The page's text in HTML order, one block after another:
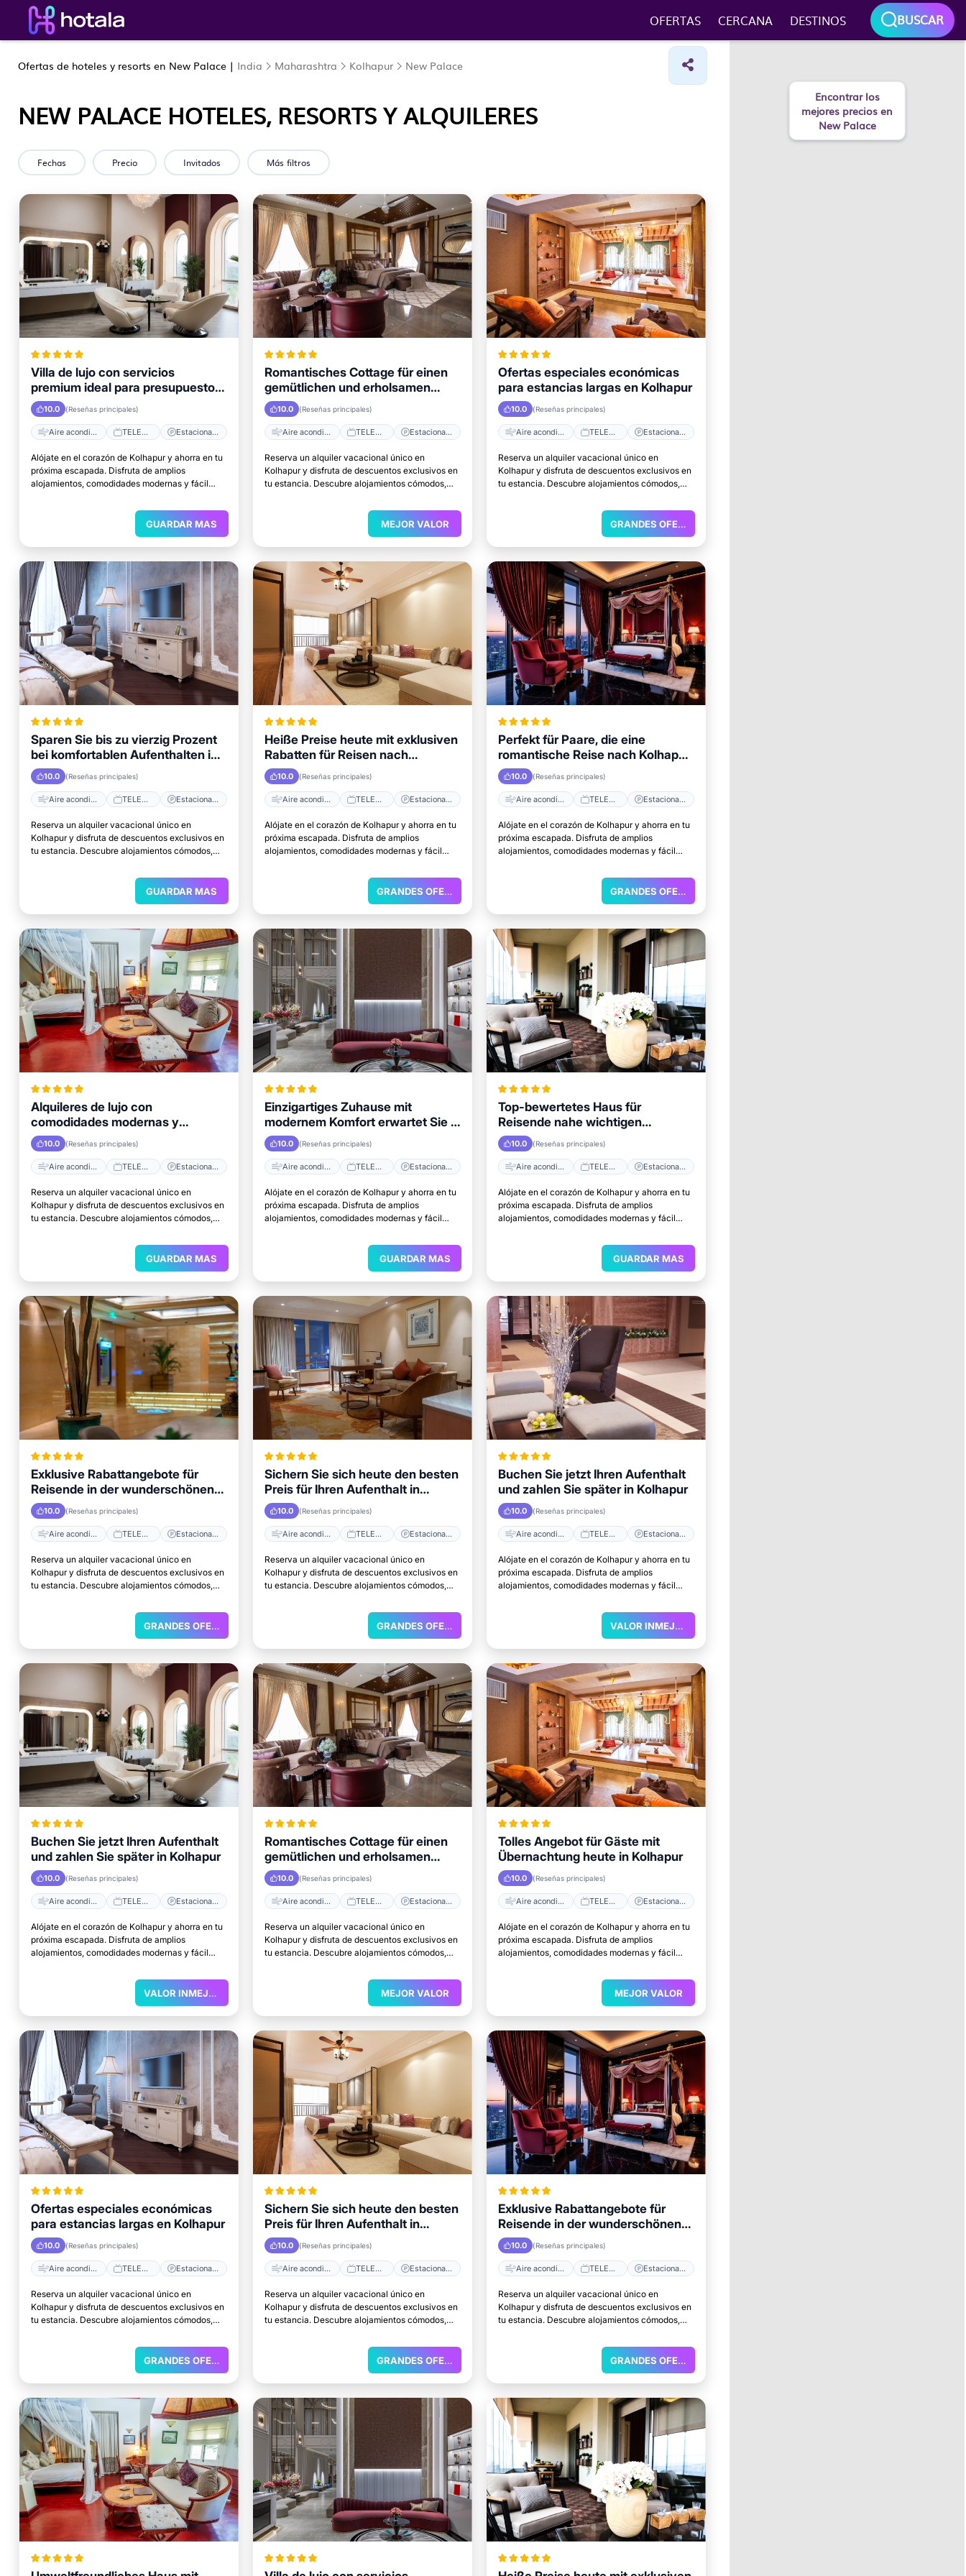
OFERTAS CERCANA DESTINOS BUSCAR
Ofertas de hoteles y resorts en New Palace | India Maharashtra Kolhapur New Palace
NEW PALACE HOTELES, RESORTS Y ALQUILERES
Fechas Precio Invitados Más filtros
Villa de lujo con servicios
premium ideal para presupuestos
ajustados
10.0 (Reseñas principales)
Aire acondicionado TELEVISOR Estacionamiento
Alójate en el corazón de Kolhapur y ahorra en tu
próxima escapada. Disfruta de amplios
alojamientos, comodidades modernas y fácil
GUARDAR MAS
Romantisches Cottage für einen
gemütlichen und erholsamen
Aufenthalt in Kolhapur
10.0 (Reseñas principales)
Aire acondicionado TELEVISOR Estacionamiento
Reserva un alquiler vacacional único en
Kolhapur y disfruta de descuentos exclusivos en
tu estancia. Descubre alojamientos cómodos,
MEJOR VALOR
Ofertas especiales económicas
para estancias largas en Kolhapur
10.0 (Reseñas principales)
Aire acondicionado TELEVISOR Estacionamiento
Reserva un alquiler vacacional único en
Kolhapur y disfruta de descuentos exclusivos en
tu estancia. Descubre alojamientos cómodos,
GRANDES OFERTAS
Sparen Sie bis zu vierzig Prozent
bei komfortablen Aufenthalten in
Kolhapur
10.0 (Reseñas principales)
Aire acondicionado TELEVISOR Estacionamiento
Reserva un alquiler vacacional único en
Kolhapur y disfruta de descuentos exclusivos en
tu estancia. Descubre alojamientos cómodos,
GUARDAR MAS
Heiße Preise heute mit exklusiven
Rabatten für Reisen nach
Kolhapur
10.0 (Reseñas principales)
Aire acondicionado TELEVISOR Estacionamiento
Alójate en el corazón de Kolhapur y ahorra en tu
próxima escapada. Disfruta de amplios
alojamientos, comodidades modernas y fácil
GRANDES OFERTAS
Perfekt für Paare, die eine
romantische Reise nach Kolhapur
planen
10.0 (Reseñas principales)
Aire acondicionado TELEVISOR Estacionamiento
Alójate en el corazón de Kolhapur y ahorra en tu
próxima escapada. Disfruta de amplios
alojamientos, comodidades modernas y fácil
GRANDES OFERTAS
Alquileres de lujo con
comodidades modernas y
opciones económicas
10.0 (Reseñas principales)
Aire acondicionado TELEVISOR Estacionamiento
Reserva un alquiler vacacional único en
Kolhapur y disfruta de descuentos exclusivos en
tu estancia. Descubre alojamientos cómodos,
GUARDAR MAS
Einzigartiges Zuhause mit
modernem Komfort erwartet Sie in
Kolhapur
10.0 (Reseñas principales)
Aire acondicionado TELEVISOR Estacionamiento
Alójate en el corazón de Kolhapur y ahorra en tu
próxima escapada. Disfruta de amplios
alojamientos, comodidades modernas y fácil
GUARDAR MAS
Top-bewertetes Haus für
Reisende nahe wichtigen
Attraktionen in Kolhapur
10.0 (Reseñas principales)
Aire acondicionado TELEVISOR Estacionamiento
Alójate en el corazón de Kolhapur y ahorra en tu
próxima escapada. Disfruta de amplios
alojamientos, comodidades modernas y fácil
GUARDAR MAS
Exklusive Rabattangebote für
Reisende in der wunderschönen
Stadt Kolhapur
10.0 (Reseñas principales)
Aire acondicionado TELEVISOR Estacionamiento
Reserva un alquiler vacacional único en
Kolhapur y disfruta de descuentos exclusivos en
tu estancia. Descubre alojamientos cómodos,
GRANDES OFERTAS
Sichern Sie sich heute den besten
Preis für Ihren Aufenthalt in
Kolhapur
10.0 (Reseñas principales)
Aire acondicionado TELEVISOR Estacionamiento
Reserva un alquiler vacacional único en
Kolhapur y disfruta de descuentos exclusivos en
tu estancia. Descubre alojamientos cómodos,
GRANDES OFERTAS
Buchen Sie jetzt Ihren Aufenthalt
und zahlen Sie später in Kolhapur
10.0 (Reseñas principales)
Aire acondicionado TELEVISOR Estacionamiento
Alójate en el corazón de Kolhapur y ahorra en tu
próxima escapada. Disfruta de amplios
alojamientos, comodidades modernas y fácil
VALOR INMEJORABLE
Buchen Sie jetzt Ihren Aufenthalt
und zahlen Sie später in Kolhapur
10.0 (Reseñas principales)
Aire acondicionado TELEVISOR Estacionamiento
Alójate en el corazón de Kolhapur y ahorra en tu
próxima escapada. Disfruta de amplios
alojamientos, comodidades modernas y fácil
VALOR INMEJORABLE
Romantisches Cottage für einen
gemütlichen und erholsamen
Aufenthalt in Kolhapur
10.0 (Reseñas principales)
Aire acondicionado TELEVISOR Estacionamiento
Reserva un alquiler vacacional único en
Kolhapur y disfruta de descuentos exclusivos en
tu estancia. Descubre alojamientos cómodos,
MEJOR VALOR
Tolles Angebot für Gäste mit
Übernachtung heute in Kolhapur
10.0 (Reseñas principales)
Aire acondicionado TELEVISOR Estacionamiento
Alójate en el corazón de Kolhapur y ahorra en tu
próxima escapada. Disfruta de amplios
alojamientos, comodidades modernas y fácil
MEJOR VALOR
Ofertas especiales económicas
para estancias largas en Kolhapur
10.0 (Reseñas principales)
Aire acondicionado TELEVISOR Estacionamiento
Reserva un alquiler vacacional único en
Kolhapur y disfruta de descuentos exclusivos en
tu estancia. Descubre alojamientos cómodos,
GRANDES OFERTAS
Sichern Sie sich heute den besten
Preis für Ihren Aufenthalt in
Kolhapur
10.0 (Reseñas principales)
Aire acondicionado TELEVISOR Estacionamiento
Reserva un alquiler vacacional único en
Kolhapur y disfruta de descuentos exclusivos en
tu estancia. Descubre alojamientos cómodos,
GRANDES OFERTAS
Exklusive Rabattangebote für
Reisende in der wunderschönen
Stadt Kolhapur
10.0 (Reseñas principales)
Aire acondicionado TELEVISOR Estacionamiento
Reserva un alquiler vacacional único en
Kolhapur y disfruta de descuentos exclusivos en
tu estancia. Descubre alojamientos cómodos,
GRANDES OFERTAS
Encontrar los
mejores precios en
New Palace